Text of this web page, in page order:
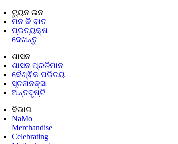
ଟ୍ୟୁନ ଇନ
ମନ କି ବାତ
ପ୍ରତ୍ୟକ୍ଷ
ଦେଖନ୍ତୁ
ଶାସନ
ଶାସନ ପ୍ରତିମାନ
ବୈଶ୍ଵିକ ପରିଚୟ
ସୂଚନାନକ୍ସା
ଅନ୍ତଦୃଷ୍ଟି
ବିଭାଗ
NaMo
Merchandise
Celebrating